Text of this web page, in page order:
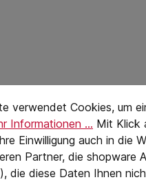
verwendet Cookies, um
Informationen ... Mit Klick
Einwilligung auch in die
Partner, die shopware
die diese Daten Ihnen